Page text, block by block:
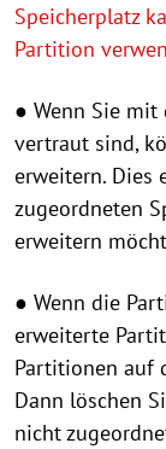
Speicherplatz
Partition
● Wenn Sie
vertraut sind,
erweitern. Dies
zugeordneten
erweitern
● Wenn die
erweiterte
Partitionen auf
Dann löschen
nicht